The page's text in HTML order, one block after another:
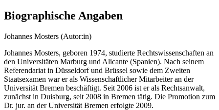
Biographische Angaben
Johannes Mosters (Autor:in)
Johannes Mosters, geboren 1974, studierte Rechtswissenschaften an
den Universitäten Marburg und Alicante (Spanien). Nach seinem
Referendariat in Düsseldorf und Brüssel sowie dem Zweiten
Staatsexamen war er als Wissenschaftlicher Mitarbeiter an der
Universität Bremen beschäftigt. Seit 2006 ist er als Rechtsanwalt,
zunächst in Duisburg, seit 2008 in Bremen tätig. Die Promotion zum
Dr. jur. an der Universität Bremen erfolgte 2009.